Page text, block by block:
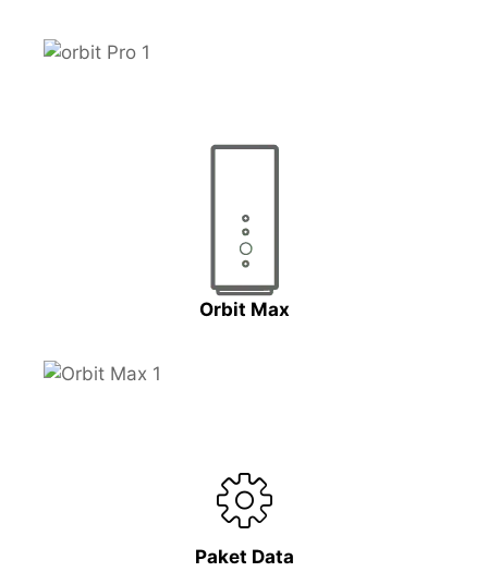
Orbit Max
Paket Data